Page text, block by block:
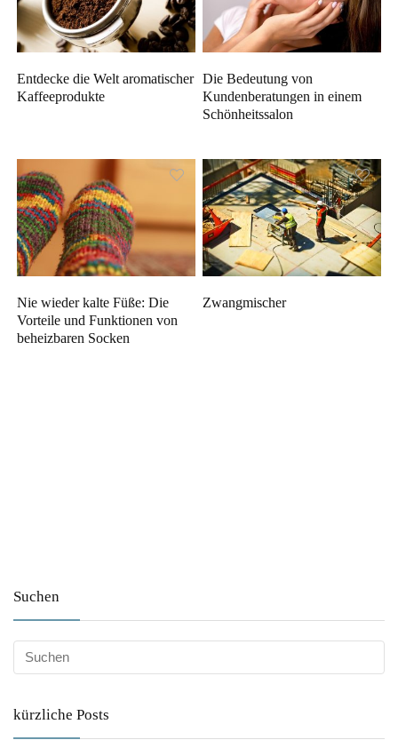
Entdecke die Welt aromatischer
Kaffeeprodukte
Die Bedeutung von
Kundenberatungen in einem
Schönheitssalon
Nie wieder kalte Füße: Die
Vorteile und Funktionen von
beheizbaren Socken
Zwangmischer
Suchen
kürzliche Posts